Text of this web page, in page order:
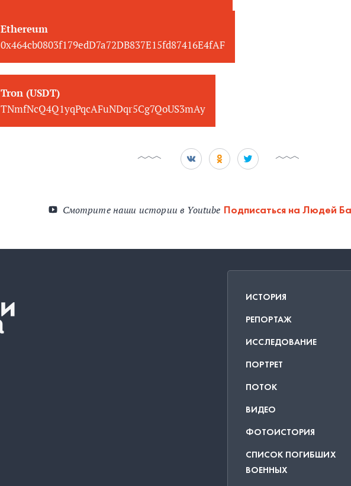
Ethereum
0x464cb0803f179edD7a72DB837E15fd87416E4fAF
Tron (USDT)
TNmfNcQ4Q1yqPqcAFuNDqr5Cg7QoUS3mAy
Смотрите наши истории в Youtube Подписаться на Людей
ИСТОРИЯ
РЕПОРТАЖ
ИССЛЕДОВАНИЕ
ПОРТРЕТ
ПОТОК
ВИДЕО
ФОТОИСТОРИЯ
СПИСОК ПОГИБШИХ
ВОЕННЫХ